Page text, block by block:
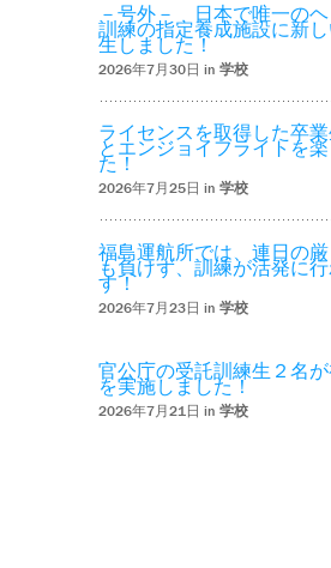
－号外－ 日本で唯一のヘ
訓練の指定養成施設に新
生しました！
2026年7月30日 in 学校
ライセンスを取得した卒
とエンジョイフライトを
た！
2026年7月25日 in 学校
福島運航所では、連日の
も負けず、訓練が活発に
す！
2026年7月23日 in 学校
官公庁の受託訓練生２名
を実施しました！
2026年7月21日 in 学校